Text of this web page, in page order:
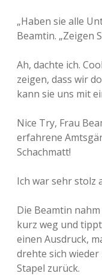
„Haben sie alle
Beamtin. „Zeigen
Ah, dachte ich.
zeigen, dass wir
kann sie uns mit
Nice Try, Frau
erfahrene
Schachmatt!
Ich war sehr stolz
Die Beamtin
kurz weg und
einen Ausdruck,
drehte sich wieder
Stapel zurück.